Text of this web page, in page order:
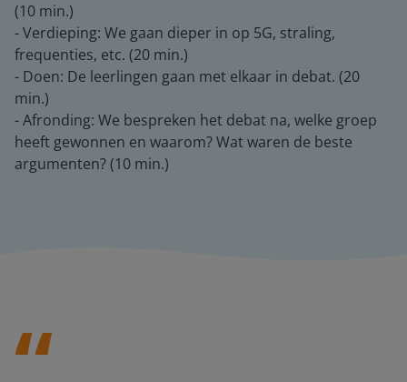
(10 min.)
- Verdieping: We gaan dieper in op 5G, straling,
frequenties, etc. (20 min.)
- Doen: De leerlingen gaan met elkaar in debat. (20
min.)
- Afronding: We bespreken het debat na, welke groep
heeft gewonnen en waarom? Wat waren de beste
argumenten? (10 min.)